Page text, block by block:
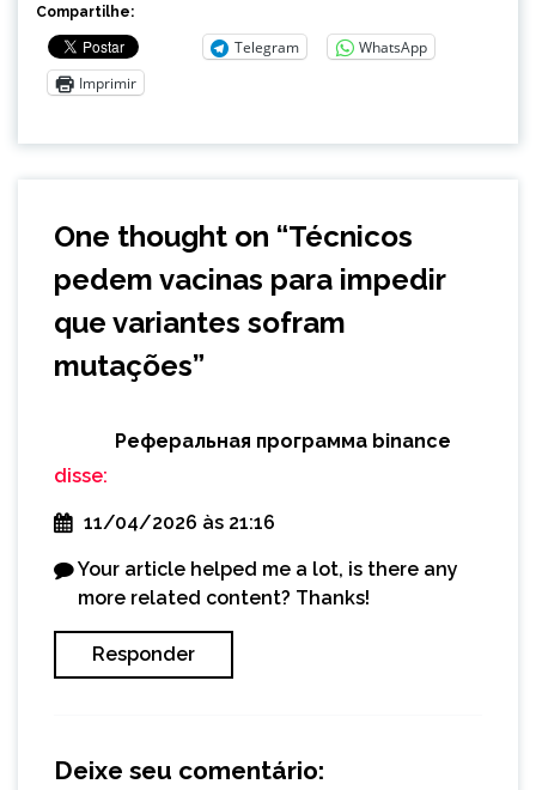
Compartilhe:
Telegram
WhatsApp
Imprimir
One thought on “Técnicos
pedem vacinas para impedir
que variantes sofram
mutações”
Реферальная программа binance
disse:
11/04/2026 às 21:16
Your article helped me a lot, is there any
more related content? Thanks!
Responder
Deixe seu comentário: